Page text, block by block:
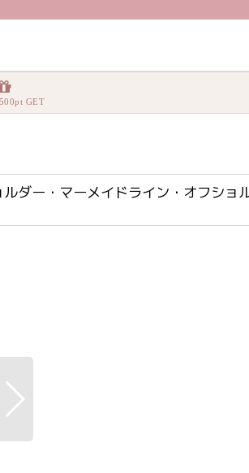
GET
ト・ミディアムドレス・ワンピース[山崎みどり・
ー・マーメイドライン・オフショ